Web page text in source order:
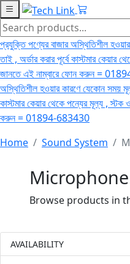
প্রযুক্তি পণ্যের বাজার অস্থিতিশীল
তাই , অর্ডার করার পূর্বে কাস্টমার কেয়ার
জানতে এই নাম্বারে ফোন করুন =
অস্থিতিশীল হওয়ার কারণে যেকোন সময়
কাস্টমার কেয়ার থেকে পন্যের মূল্য , স্টক
করুন = 01894-683430
Home
Sound System
Microphone
Browse products in
AVAILABILITY